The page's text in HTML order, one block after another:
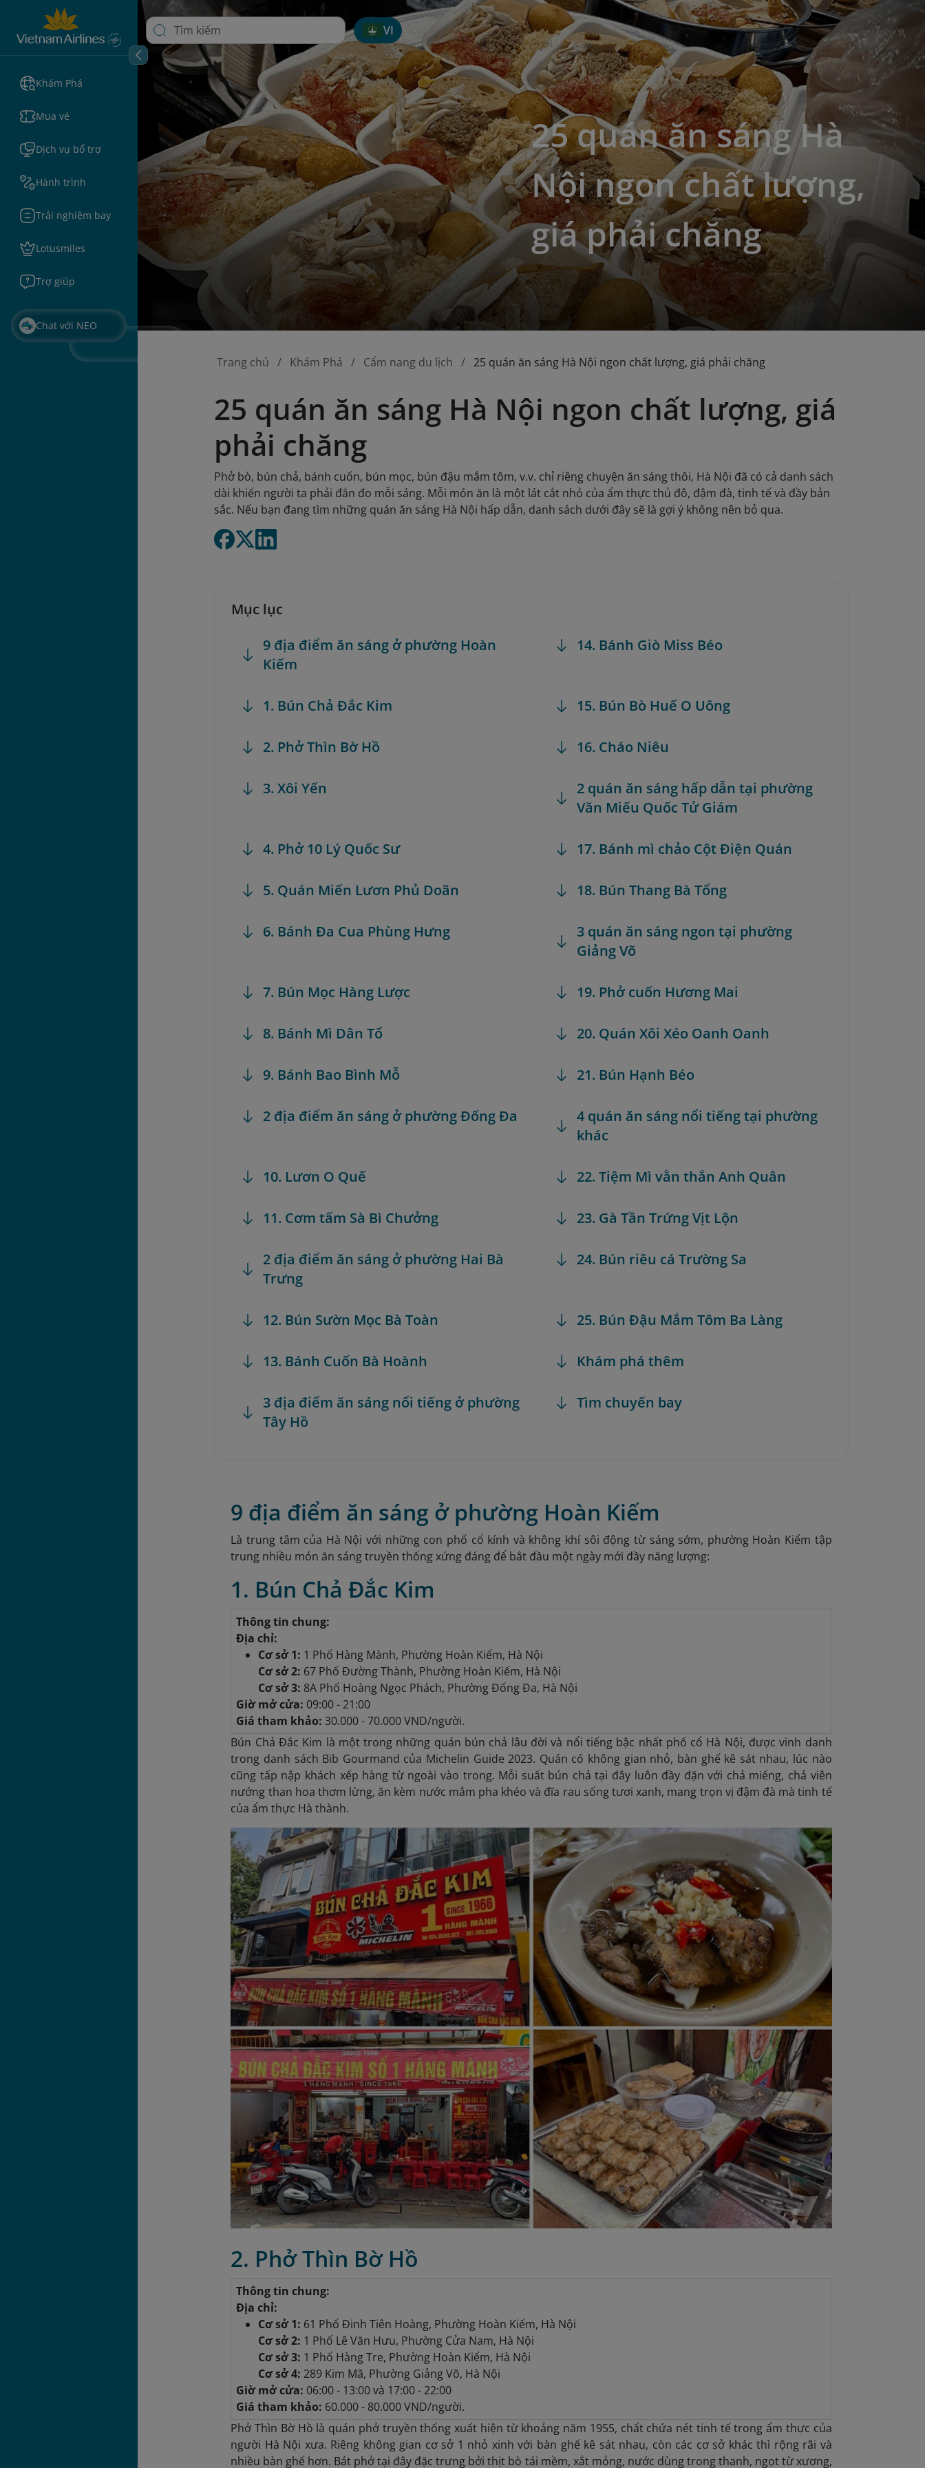
Khám Phá
Mua vé
Dịch vụ bổ trợ
Hành trình
Trải nghiệm bay
Lotusmiles
Trợ giúp
Chat với NEO
VI
25 quán ăn sáng Hà
Nội ngon chất lượng,
giá phải chăng
Trang chủ Khám Phá Cẩm nang du lịch 25 quán ăn sáng Hà Nội ngon chất lượng, giá phải chăng
25 quán ăn sáng Hà Nội ngon chất lượng, giá
phải chăng
Phở bò, bún chả, bánh cuốn, bún mọc, bún đậu mắm tôm, v.v. chỉ riêng chuyện ăn sáng thôi, Hà Nội đã có cả danh sách
dài khiến người ta phải đắn đo mỗi sáng. Mỗi món ăn là một lát cắt nhỏ của ẩm thực thủ đô, đậm đà, tinh tế và đầy bản
sắc. Nếu bạn đang tìm những quán ăn sáng Hà Nội hấp dẫn, danh sách dưới đây sẽ là gợi ý không nên bỏ qua.
Mục lục
9 địa điểm ăn sáng ở phường Hoàn
Kiếm
1. Bún Chả Đắc Kim
2. Phở Thìn Bờ Hồ
3. Xôi Yến
4. Phở 10 Lý Quốc Sư
5. Quán Miến Lươn Phủ Doãn
6. Bánh Đa Cua Phùng Hưng
7. Bún Mọc Hàng Lược
8. Bánh Mì Dân Tổ
9. Bánh Bao Bình Mỗ
2 địa điểm ăn sáng ở phường Đống Đa
10. Lươn O Quế
11. Cơm tấm Sà Bì Chưởng
2 địa điểm ăn sáng ở phường Hai Bà
Trưng
12. Bún Sườn Mọc Bà Toàn
13. Bánh Cuốn Bà Hoành
3 địa điểm ăn sáng nổi tiếng ở phường
Tây Hồ
14. Bánh Giò Miss Béo
15. Bún Bò Huế O Uông
16. Cháo Niêu
2 quán ăn sáng hấp dẫn tại phường
Văn Miếu Quốc Tử Giám
17. Bánh mì chảo Cột Điện Quán
18. Bún Thang Bà Tổng
3 quán ăn sáng ngon tại phường
Giảng Võ
19. Phở cuốn Hương Mai
20. Quán Xôi Xéo Oanh Oanh
21. Bún Hạnh Béo
4 quán ăn sáng nổi tiếng tại phường
khác
22. Tiệm Mì vằn thắn Anh Quân
23. Gà Tần Trứng Vịt Lộn
24. Bún riêu cá Trường Sa
25. Bún Đậu Mắm Tôm Ba Làng
Khám phá thêm
Tìm chuyến bay
9 địa điểm ăn sáng ở phường Hoàn Kiếm
Là trung tâm của Hà Nội với những con phố cổ kính và không khí sôi động từ sáng sớm, phường Hoàn Kiếm tập
trung nhiều món ăn sáng truyền thống xứng đáng để bắt đầu một ngày mới đầy năng lượng:
1. Bún Chả Đắc Kim
Thông tin chung:
Địa chỉ:
Cơ sở 1: 1 Phố Hàng Mành, Phường Hoàn Kiếm, Hà Nội
Cơ sở 2: 67 Phố Đường Thành, Phường Hoàn Kiếm, Hà Nội
Cơ sở 3: 8A Phố Hoàng Ngọc Phách, Phường Đống Đa, Hà Nội
Giờ mở cửa: 09:00 - 21:00
Giá tham khảo: 30.000 - 70.000 VND/người.
Bún Chả Đắc Kim là một trong những quán bún chả lâu đời và nổi tiếng bậc nhất phố cổ Hà Nội, được vinh danh
trong danh sách Bib Gourmand của Michelin Guide 2023. Quán có không gian nhỏ, bàn ghế kê sát nhau, lúc nào
cũng tấp nập khách xếp hàng từ ngoài vào trong. Mỗi suất bún chả tại đây luôn đầy đặn với chả miếng, chả viên
nướng than hoa thơm lừng, ăn kèm nước mắm pha khéo và đĩa rau sống tươi xanh, mang trọn vị đậm đà mà tinh tế
của ẩm thực Hà thành.
2. Phở Thìn Bờ Hồ
Thông tin chung:
Địa chỉ:
Cơ sở 1: 61 Phố Đinh Tiên Hoàng, Phường Hoàn Kiếm, Hà Nội
Cơ sở 2: 1 Phố Lê Văn Hưu, Phường Cửa Nam, Hà Nội
Cơ sở 3: 1 Phố Hàng Tre, Phường Hoàn Kiếm, Hà Nội
Cơ sở 4: 289 Kim Mã, Phường Giảng Võ, Hà Nội
Giờ mở cửa: 06:00 - 13:00 và 17:00 - 22:00
Giá tham khảo: 60.000 - 80.000 VND/người.
Phở Thìn Bờ Hồ là quán phở truyền thống xuất hiện từ khoảng năm 1955, chất chứa nét tinh tế trong ẩm thực của
người Hà Nội xưa. Riêng không gian cơ sở 1 nhỏ xinh với bàn ghế kê sát nhau, còn các cơ sở khác thì rộng rãi và
nhiều bàn ghế hơn. Bát phở tại đây đặc trưng bởi thịt bò tái mềm, xắt mỏng, nước dùng trong thanh, ngọt từ xương,